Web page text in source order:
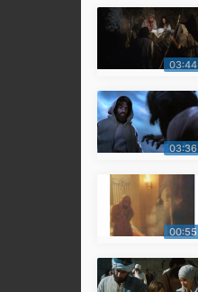
03:44
03:36
00:55